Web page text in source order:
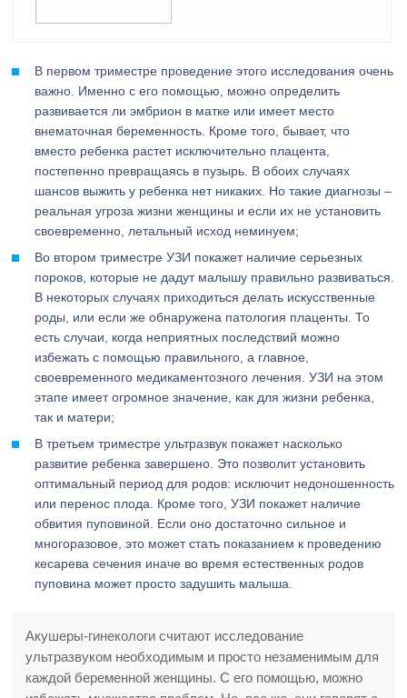
В первом триместре проведение этого исследования очень
важно. Именно с его помощью, можно определить
развивается ли эмбрион в матке или имеет место
внематочная беременность. Кроме того, бывает, что
вместо ребенка растет исключительно плацента,
постепенно превращаясь в пузырь. В обоих случаях
шансов выжить у ребенка нет никаких. Но такие диагнозы –
реальная угроза жизни женщины и если их не установить
своевременно, летальный исход неминуем;
Во втором триместре УЗИ покажет наличие серьезных
пороков, которые не дадут малышу правильно развиваться.
В некоторых случаях приходиться делать искусственные
роды, или если же обнаружена патология плаценты. То
есть случаи, когда неприятных последствий можно
избежать с помощью правильного, а главное,
своевременного медикаментозного лечения. УЗИ на этом
этапе имеет огромное значение, как для жизни ребенка,
так и матери;
В третьем триместре ультразвук покажет насколько
развитие ребенка завершено. Это позволит установить
оптимальный период для родов: исключит недоношенность
или перенос плода. Кроме того, УЗИ покажет наличие
обвития пуповиной. Если оно достаточно сильное и
многоразовое, это может стать показанием к проведению
кесарева сечения иначе во время естественных родов
пуповина может просто задушить малыша.
Акушеры-гинекологи считают исследование
ультразвуком необходимым и просто незаменимым для
каждой беременной женщины. С его помощью, можно